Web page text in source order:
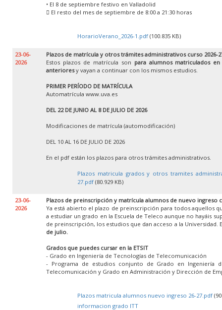
• El 8 de septiembre festivo en Valladolid
 El resto del mes de septiembre de 8:00 a 21:30 horas
HorarioVerano_2026-1.pdf (100.835 KB)
23-06-
2026
Plazos de matrícula y otros trámites administrativos curso 2026-
Estos plazos de matrícula son para alumnos matriculados
anterioresy vayan a continuar con los mismos estudios.
PRIMER PERÍODO DE MATRÍCULA
Automatrícula www.uva.es
DEL 22 DE JUNIO AL 8 DE JULIO DE 2026
Modificaciones de matrícula (automodificación)
DEL 10 AL 16 DE JULIO DE 2026
En el pdf están los plazos para otros trámites administrativos.
Plazos matricula grados y otros tramites
27.pdf (80.929 KB)
23-06-
2026
Plazos de preinscripción y matrícula alumnos de nuevo ingreso
Ya está abierto el plazo de preinscripción para todos aquellos
a estudiar un grado en la Escuela de Teleco aunque no hayáis
de preinscripción, los estudios que dan acceso a la Universidad.
de julio.
Grados que puedes cursar en la ETSIT
- Grado en Ingeniería de Tecnologías de Telecomunicación
- Programa de estudios conjunto de Grado en Ingeniería
Telecomunicación y Grado en Administración y Dirección de
Plazos matricula alumnos nuevo ingreso 26-27.pdf
informacion grado ITT